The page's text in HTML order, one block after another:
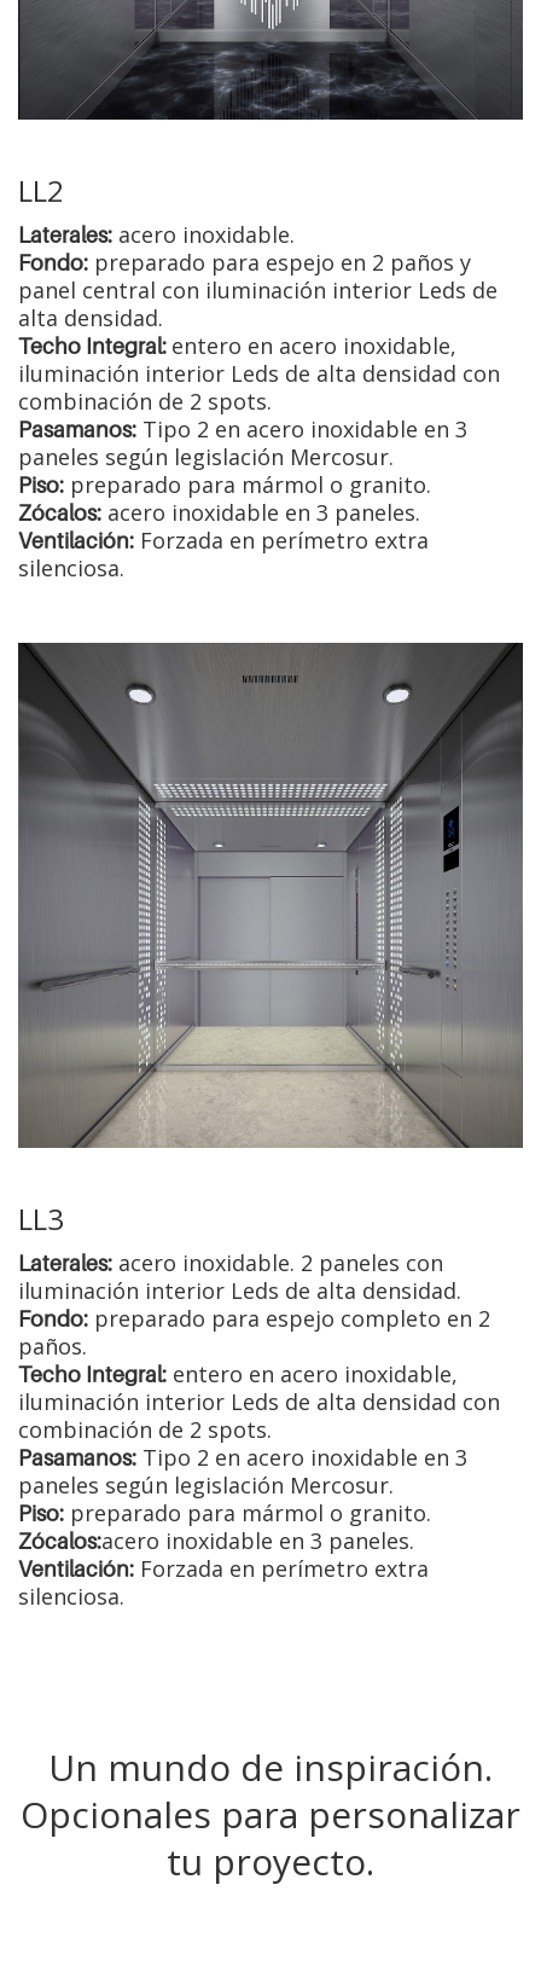
LL2
Laterales: acero inoxidable.
Fondo: preparado para espejo en 2 paños y
panel central con iluminación interior Leds de
alta densidad.
Techo Integral: entero en acero inoxidable,
iluminación interior Leds de alta densidad con
combinación de 2 spots.
Pasamanos: Tipo 2 en acero inoxidable en 3
paneles según legislación Mercosur.
Piso: preparado para mármol o granito.
Zócalos: acero inoxidable en 3 paneles.
Ventilación: Forzada en perímetro extra
silenciosa.
LL3
Laterales: acero inoxidable. 2 paneles con
iluminación interior Leds de alta densidad.
Fondo: preparado para espejo completo en 2
paños.
Techo Integral: entero en acero inoxidable,
iluminación interior Leds de alta densidad con
combinación de 2 spots.
Pasamanos: Tipo 2 en acero inoxidable en 3
paneles según legislación Mercosur.
Piso: preparado para mármol o granito.
Zócalos:acero inoxidable en 3 paneles.
Ventilación: Forzada en perímetro extra
silenciosa.
Un mundo de inspiración.
Opcionales para personalizar
tu proyecto.